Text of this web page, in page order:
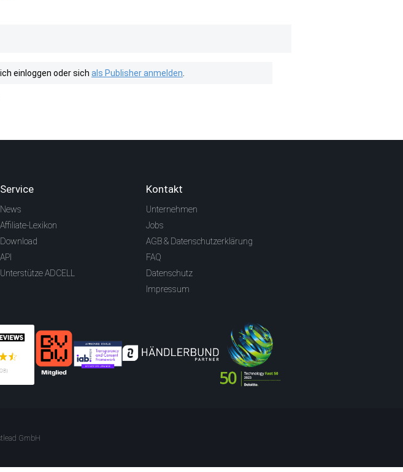
einloggen oder sich als Publisher anmelden
Service
News
Affiliate-Lexikon
Download
API
Unterstütze ADCELL
Kontakt
Unternehmen
Jobs
AGB & Datenschutzerklärung
FAQ
Datenschutz
Impressum
GmbH